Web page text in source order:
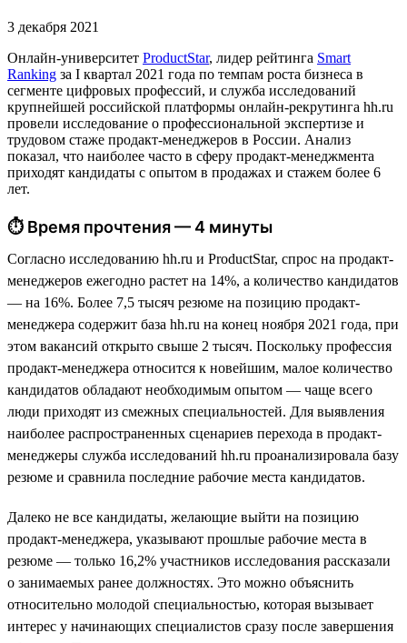
3 декабря 2021
Онлайн-университет ProductStar, лидер рейтинга Smart
Ranking за I квартал 2021 года по темпам роста бизнеса в
сегменте цифровых профессий, и служба исследований
крупнейшей российской платформы онлайн-рекрутинга hh.ru
провели исследование о профессиональной экспертизе и
трудовом стаже продакт-менеджеров в России. Анализ
показал, что наиболее часто в сферу продакт-менеджмента
приходят кандидаты с опытом в продажах и стажем более 6
лет.
⏱ Время прочтения — 4 минуты
Согласно исследованию hh.ru и ProductStar, спрос на продакт-
менеджеров ежегодно растет на 14%, а количество кандидатов
— на 16%. Более 7,5 тысяч резюме на позицию продакт-
менеджера содержит база hh.ru на конец ноября 2021 года, при
этом вакансий открыто свыше 2 тысяч. Поскольку профессия
продакт-менеджера относится к новейшим, малое количество
кандидатов обладают необходимым опытом — чаще всего
люди приходят из смежных специальностей. Для выявления
наиболее распространенных сценариев перехода в продакт-
менеджеры служба исследований hh.ru проанализировала базу
резюме и сравнила последние рабочие места кандидатов.
Далеко не все кандидаты, желающие выйти на позицию
продакт-менеджера, указывают прошлые рабочие места в
резюме — только 16,2% участников исследования рассказали
о занимаемых ранее должностях. Это можно объяснить
относительно молодой специальностью, которая вызывает
интерес у начинающих специалистов сразу после завершения